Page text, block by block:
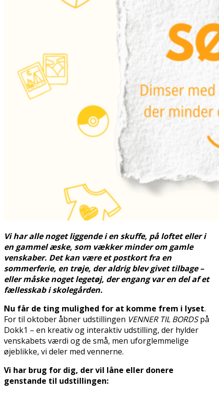
Vi har alle noget liggende i en skuffe, på loftet eller i
en gammel æske, som vækker minder om gamle
venskaber. Det kan være et postkort fra en
sommerferie, en trøje, der aldrig blev givet tilbage –
eller måske noget legetøj, der engang var en del af et
fællesskab i skolegården.
Nu får de ting mulighed for at komme frem i lyset.
For til oktober åbner udstillingen VENNER TIL BORDSpå
Dokk1 – en kreativ og interaktiv udstilling, der hylder
venskabets værdi og de små, men uforglemmelige
øjeblikke, vi deler med vennerne.
Vi har brug for dig, der vil låne eller donere
genstande til udstillingen: